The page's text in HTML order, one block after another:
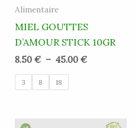
Alimentaire
MIEL GOUTTES
D’AMOUR STICK 10GR
8.50 € – 45.00 €
3 8 18